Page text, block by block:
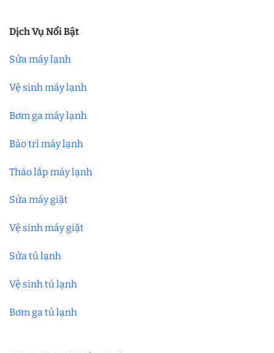
Dịch Vụ Nổi Bật
Sửa máy lạnh
Vệ sinh máy lạnh
Bơm ga máy lạnh
Bảo trì máy lạnh
Tháo lắp máy lạnh
Sửa máy giặt
Vệ sinh máy giặt
Sửa tủ lạnh
Vệ sinh tủ lạnh
Bơm ga tủ lạnh